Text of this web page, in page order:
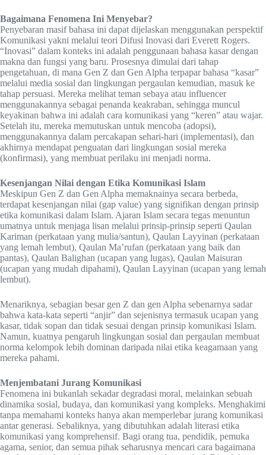
Bagaimana Fenomena Ini Menyebar?
Penyebaran masif bahasa ini dapat dijelaskan menggunakan perspektif
Komunikasi yakni melalui teori Difusi Inovasi dari Everett Rogers.
“Inovasi” dalam konteks ini adalah penggunaan bahasa kasar dengan
makna dan fungsi yang baru. Prosesnya dimulai dari tahap
pengetahuan, di mana Gen Z dan Gen Alpha terpapar bahasa “kasar”
melalui media sosial dan lingkungan pergaulan kemudian, masuk ke
tahap persuasi. Mereka melihat teman sebaya atau influencer
menggunakannya sebagai penanda keakraban, sehingga muncul
keyakinan bahwa ini adalah cara komunikasi yang “keren” atau wajar.
Setelah itu, mereka memutuskan untuk mencoba (adopsi),
menggunakannya dalam percakapan sehari-hari (implementasi), dan
akhirnya mendapat penguatan dari lingkungan sosial mereka
(konfirmasi), yang membuat perilaku ini menjadi norma.
Kesenjangan Nilai dengan Etika Komunikasi Islam
Meskipun Gen Z dan Gen Alpha memaknainya secara berbeda,
terdapat kesenjangan nilai (gap value) yang signifikan dengan prinsip
etika komunikasi dalam Islam. Ajaran Islam secara tegas menuntun
umatnya untuk menjaga lisan melalui prinsip-prinsip seperti Qaulan
Kariman (perkataan yang mulia/santun), Qaulan Layyinan (perkataan
yang lemah lembut), Qaulan Ma’rufan (perkataan yang baik dan
pantas), Qaulan Balighan (ucapan yang lugas), Qaulan Maisuran
(ucapan yang mudah dipahami), Qaulan Layyinan (ucapan yang lemah
lembut).
Menariknya, sebagian besar gen Z dan gen Alpha sebenarnya sadar
bahwa kata-kata seperti “anjir” dan sejenisnya termasuk ucapan yang
kasar, tidak sopan dan tidak sesuai dengan prinsip komunikasi Islam.
Namun, kuatnya pengaruh lingkungan sosial dan pergaulan membuat
norma kelompok lebih dominan daripada nilai etika keagamaan yang
mereka pahami.
Menjembatani Jurang Komunikasi
Fenomena ini bukanlah sekadar degradasi moral, melainkan sebuah
dinamika sosial, budaya, dan komunikasi yang kompleks. Menghakimi
tanpa memahami konteks hanya akan memperlebar jurang komunikasi
antar generasi. Sebaliknya, yang dibutuhkan adalah literasi etika
komunikasi yang komprehensif. Bagi orang tua, pendidik, pemuka
agama, senior, dan semua pihak seharusnya mencari cara bagaimana